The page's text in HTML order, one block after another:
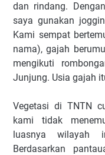
dan rindang.
saya gunakan
Kami sempat
nama), gajah
mengikuti
Junjung. Usia gajah
Vegetasi di TNTN
kami tidak
luasnya wilayah
Berdasarkan